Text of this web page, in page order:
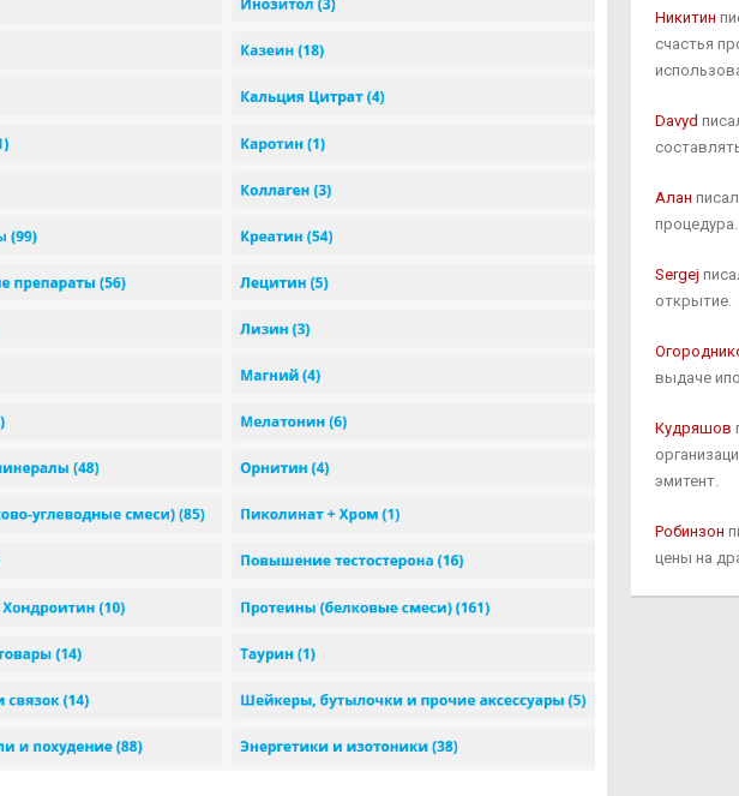
Никитин
счастья
Davyd
Алан
процедура.
Sergej
открытие.
выдаче
Кудряшов
эмитент.
Робинзон
цены на